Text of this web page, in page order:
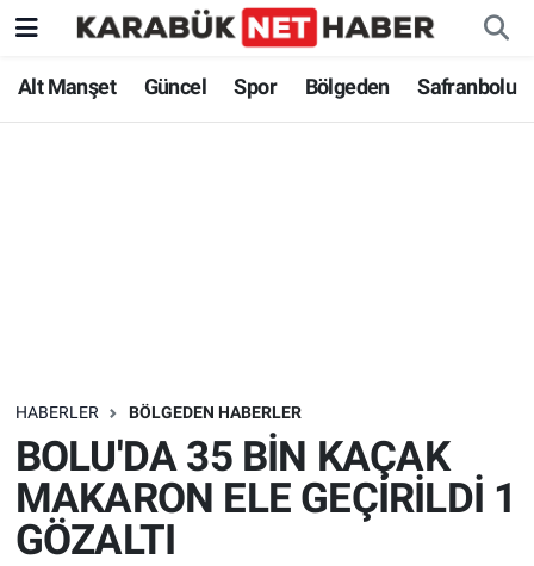
Alt Manşet Güncel Spor Bölgeden Safranbolu
HABERLER BÖLGEDEN HABERLER
BOLU'DA 35 BİN KAÇAK
MAKARON ELE GEÇİRİLDİ 1
GÖZALTI